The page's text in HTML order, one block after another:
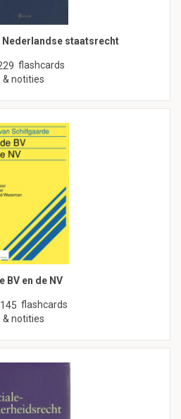
Nederlandse staatsrecht
flashcards
& notities
BV en de NV
flashcards
& notities